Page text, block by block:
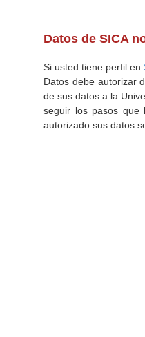
Datos de SICA
Si usted tiene perfil en
Datos debe autorizar
de sus datos a la
seguir los pasos que
autorizado sus datos